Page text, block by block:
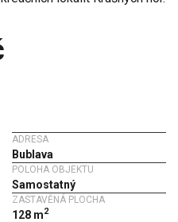
ADRESA
Bublava
POLOHA OBJEKTU
Samostatný
ZASTAVĚNÁ PLOCHA
128 m2